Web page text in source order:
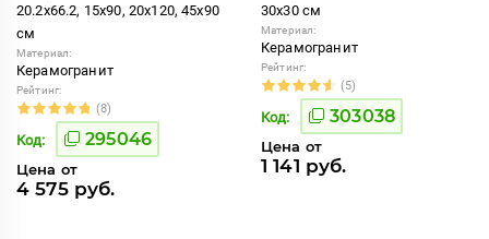
20.2x66.2, 15x90, 20x120, 45x90
см
Материал:
Керамогранит
Рейтинг:
(8)
Код: 295046
Цена от
4 575 руб.
30x30 см
Материал:
Керамогранит
Рейтинг:
(5)
Код: 303038
Цена от
1 141 руб.